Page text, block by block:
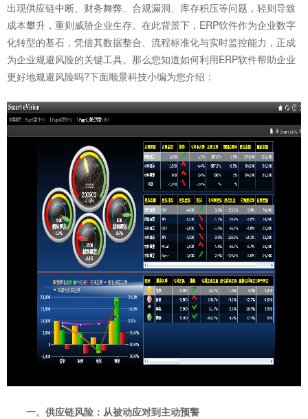
出现供应链中断、财务舞弊、合规漏洞、库存积压等问题，轻则导致
成本攀升，重则威胁企业生存。在此背景下，ERP软件作为企业数字
化转型的基石，凭借其数据整合、流程标准化与实时监控能力，正成
为企业规避风险的关键工具。那么您知道如何利用ERP软件帮助企业
更好地规避风险吗?下面顺景科技小编为您介绍：
一、供应链风险：从被动应对到主动预警